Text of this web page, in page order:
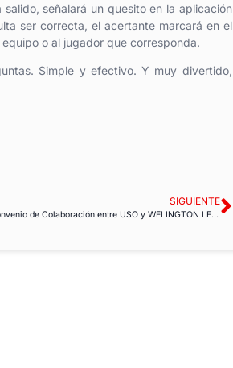
señalará un quesito en la aplicación
ser correcta, el acertante marcará en el
o al jugador que corresponda.
Simple y efectivo. Y muy divertido,
SIGUIENTE
Promociones Afiliación USO: Convenio de Colaboración entre USO y WELINGTON LEARNING